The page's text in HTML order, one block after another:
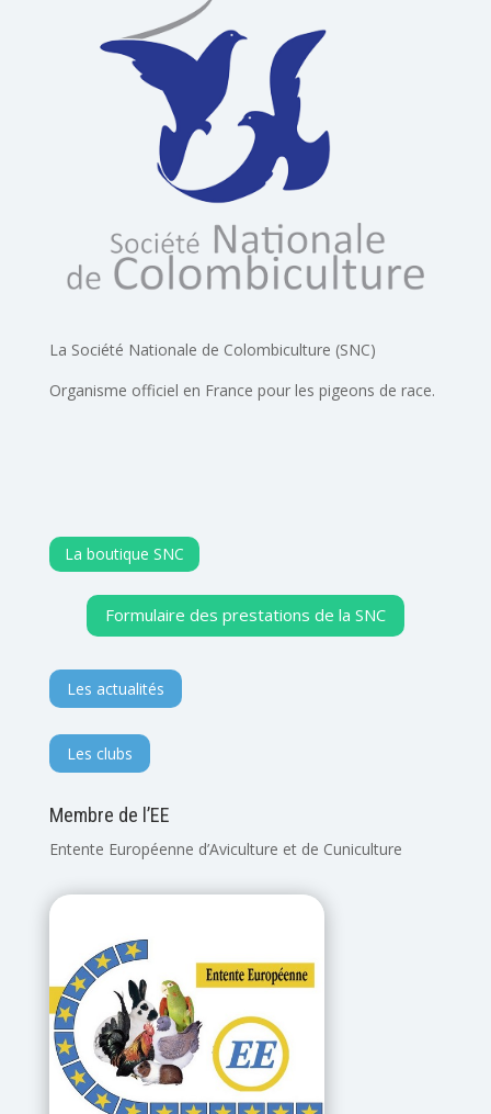
La Société Nationale de Colombiculture (SNC)
Organisme officiel en France pour les pigeons de race.
La boutique SNC
Formulaire des prestations de la SNC
Les actualités
Les clubs
Membre de l’EE
Entente Européenne d’Aviculture et de Cuniculture